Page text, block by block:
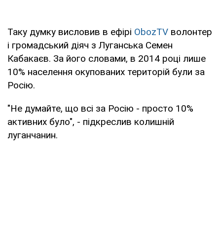
Таку думку висловив в ефірі ObozTV волонтер
і громадський діяч з Луганська Семен
Кабакаєв. За його словами, в 2014 році лише
10% населення окупованих територій були за
Росію.
"Не думайте, що всі за Росію - просто 10%
активних було", - підкреслив колишній
луганчанин.